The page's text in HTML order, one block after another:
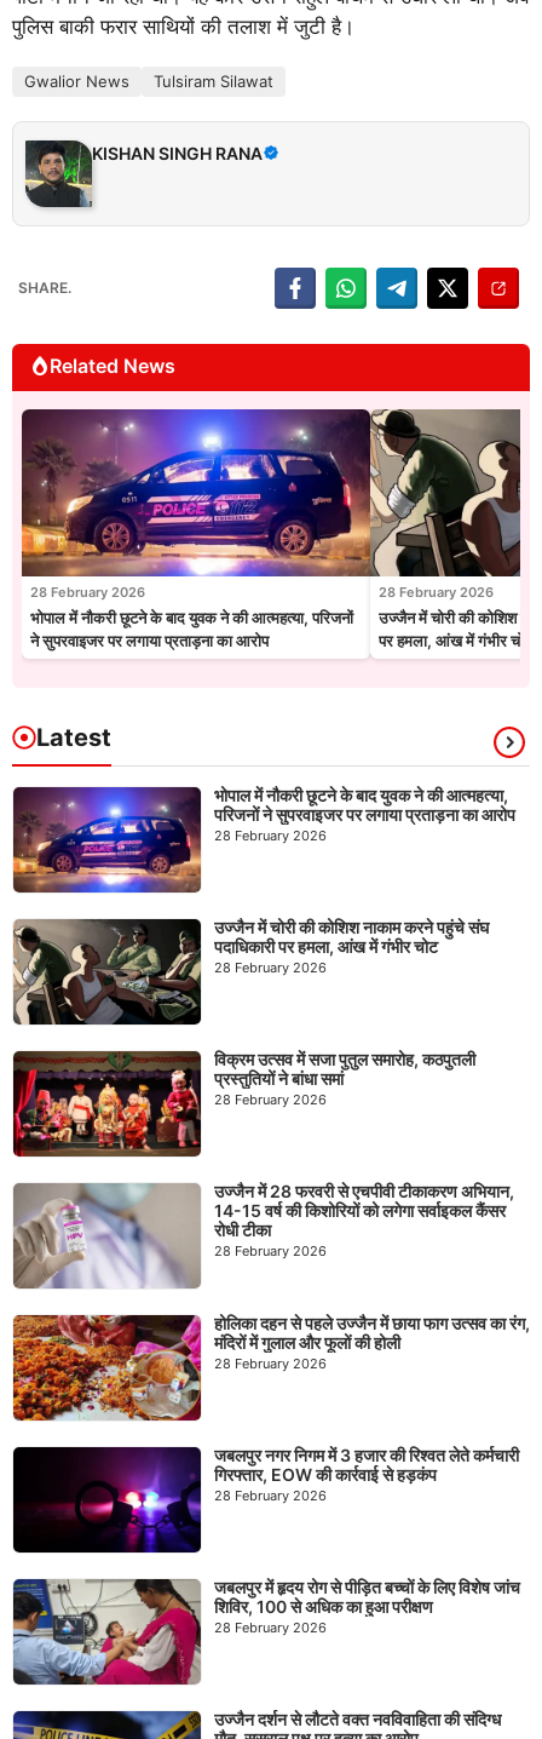
पुलिस बाकी फरार साथियों की तलाश में जुटी है।
Gwalior News Tulsiram Silawat
KISHAN SINGH RANA
SHARE.
Related News
28 February 2026
भोपाल में नौकरी छूटने के बाद युवक ने की आत्महत्या, परिजनों
ने सुपरवाइजर पर लगाया प्रताड़ना का आरोप
28 February 2026
उज्जैन में चोरी की कोशिश
पर हमला, आंख में गंभीर चोट
Latest
भोपाल में नौकरी छूटने के बाद युवक ने की आत्महत्या,
परिजनों ने सुपरवाइजर पर लगाया प्रताड़ना का आरोप
28 February 2026
उज्जैन में चोरी की कोशिश नाकाम करने पहुंचे संघ
पदाधिकारी पर हमला, आंख में गंभीर चोट
28 February 2026
विक्रम उत्सव में सजा पुतुल समारोह, कठपुतली
प्रस्तुतियों ने बांधा समां
28 February 2026
उज्जैन में 28 फरवरी से एचपीवी टीकाकरण अभियान,
14-15 वर्ष की किशोरियों को लगेगा सर्वाइकल कैंसर
रोधी टीका
28 February 2026
होलिका दहन से पहले उज्जैन में छाया फाग उत्सव का रंग,
मंदिरों में गुलाल और फूलों की होली
28 February 2026
जबलपुर नगर निगम में 3 हजार की रिश्वत लेते कर्मचारी
गिरफ्तार, EOW की कार्रवाई से हड़कंप
28 February 2026
जबलपुर में हृदय रोग से पीड़ित बच्चों के लिए विशेष जांच
शिविर, 100 से अधिक का हुआ परीक्षण
28 February 2026
उज्जैन दर्शन से लौटते वक्त नवविवाहिता की संदिग्ध